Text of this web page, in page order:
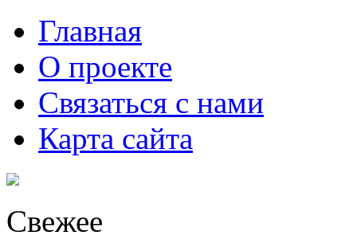
Главная
О проекте
Связаться с нами
Карта сайта
Свежее